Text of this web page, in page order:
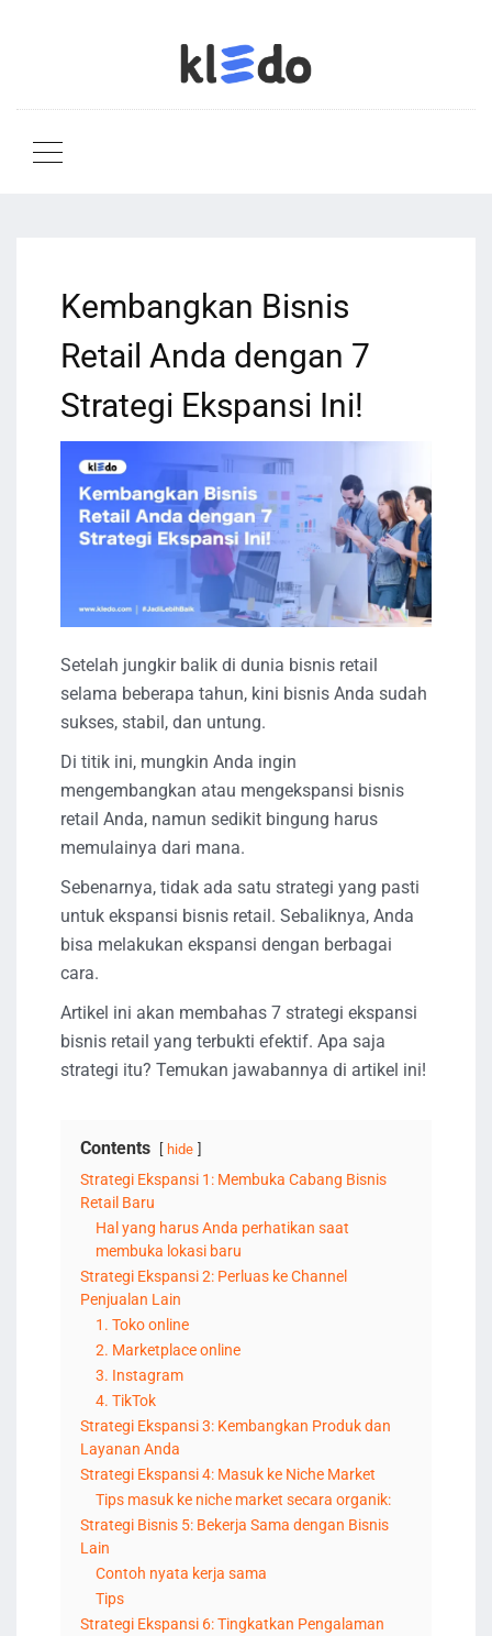
Kembangkan Bisnis
Retail Anda dengan 7
Strategi Ekspansi Ini!
Setelah jungkir balik di dunia bisnis retail
selama beberapa tahun, kini bisnis Anda sudah
sukses, stabil, dan untung.
Di titik ini, mungkin Anda ingin
mengembangkan atau mengekspansi bisnis
retail Anda, namun sedikit bingung harus
memulainya dari mana.
Sebenarnya, tidak ada satu strategi yang pasti
untuk ekspansi bisnis retail. Sebaliknya, Anda
bisa melakukan ekspansi dengan berbagai
cara.
Artikel ini akan membahas 7 strategi ekspansi
bisnis retail yang terbukti efektif. Apa saja
strategi itu? Temukan jawabannya di artikel ini!
Contents hide
Strategi Ekspansi 1: Membuka Cabang Bisnis
Retail Baru
Hal yang harus Anda perhatikan saat
membuka lokasi baru
Strategi Ekspansi 2: Perluas ke Channel
Penjualan Lain
1. Toko online
2. Marketplace online
3. Instagram
4. TikTok
Strategi Ekspansi 3: Kembangkan Produk dan
Layanan Anda
Strategi Ekspansi 4: Masuk ke Niche Market
Tips masuk ke niche market secara organik:
Strategi Bisnis 5: Bekerja Sama dengan Bisnis
Lain
Contoh nyata kerja sama
Tips
Strategi Ekspansi 6: Tingkatkan Pengalaman